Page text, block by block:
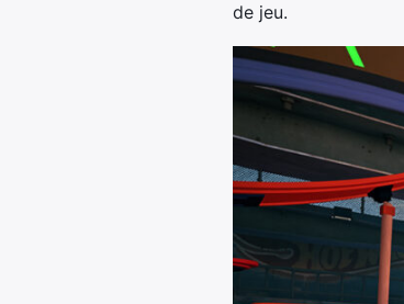
de jeu.